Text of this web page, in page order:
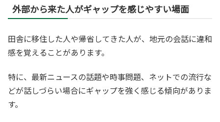
外部から来た人がギャップを感じやすい場面
田舎に移住した人や帰省してきた人が、地元の会話に違和
感を覚えることがあります。
特に、最新ニュースの話題や時事問題、ネットでの流行な
どが話しづらい場合にギャップを強く感じる傾向がありま
す。